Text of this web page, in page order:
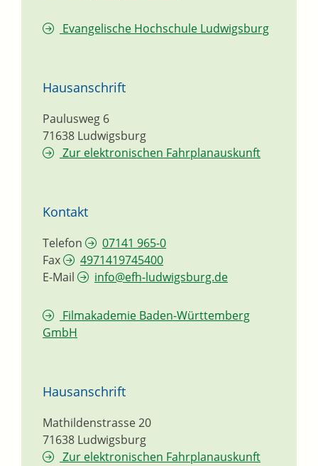
Evangelische Hochschule Ludwigsburg
Hausanschrift
Paulusweg 6
71638 Ludwigsburg
Zur elektronischen Fahrplanauskunft
Kontakt
Telefon
07141 965-0
Fax
4971419745400
E-Mail
info@efh-ludwigsburg.de
Filmakademie Baden-Württemberg
GmbH
Hausanschrift
Mathildenstrasse 20
71638 Ludwigsburg
Zur elektronischen Fahrplanauskunft